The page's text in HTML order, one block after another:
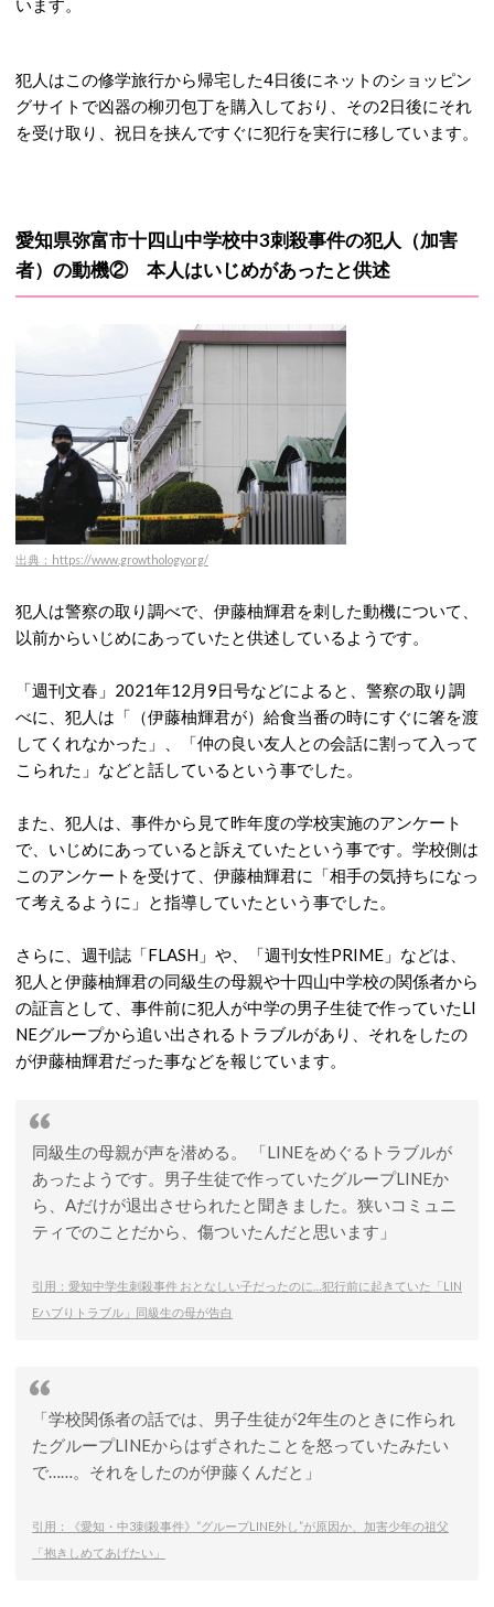
います。
犯人はこの修学旅行から帰宅した4日後にネットのショッピン
グサイトで凶器の柳刃包丁を購入しており、その2日後にそれ
を受け取り、祝日を挟んですぐに犯行を実行に移しています。
愛知県弥富市十四山中学校中3刺殺事件の犯人（加害
者）の動機② 本人はいじめがあったと供述
出典：https://www.growthology.org/
犯人は警察の取り調べで、伊藤柚輝君を刺した動機について、
以前からいじめにあっていたと供述しているようです。
「週刊文春」2021年12月9日号などによると、警察の取り調
べに、犯人は「（伊藤柚輝君が）給食当番の時にすぐに箸を渡
してくれなかった」、「仲の良い友人との会話に割って入って
こられた」などと話しているという事でした。
また、犯人は、事件から見て昨年度の学校実施のアンケート
で、いじめにあっていると訴えていたという事です。学校側は
このアンケートを受けて、伊藤柚輝君に「相手の気持ちになっ
て考えるように」と指導していたという事でした。
さらに、週刊誌「FLASH」や、「週刊女性PRIME」などは、
犯人と伊藤柚輝君の同級生の母親や十四山中学校の関係者から
の証言として、事件前に犯人が中学の男子生徒で作っていたLI
NEグループから追い出されるトラブルがあり、それをしたの
が伊藤柚輝君だった事などを報じています。
同級生の母親が声を潜める。 「LINEをめぐるトラブルが
あったようです。男子生徒で作っていたグループLINEか
ら、Aだけが退出させられたと聞きました。狭いコミュニ
ティでのことだから、傷ついたんだと思います」
引用：愛知中学生刺殺事件 おとなしい子だったのに…犯行前に起きていた「LIN
Eハブりトラブル」同級生の母が告白
「学校関係者の話では、男子生徒が2年生のときに作られ
たグループLINEからはずされたことを怒っていたみたい
で……。それをしたのが伊藤くんだと」
引用：《愛知・中3刺殺事件》“グループLINE外し”が原因か、加害少年の祖父
「抱きしめてあげたい」